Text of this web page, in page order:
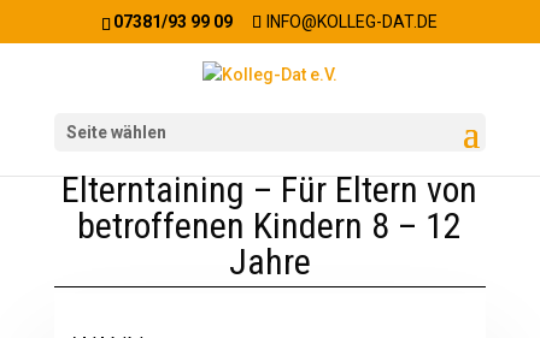
07381/93 99 09 INFO@KOLLEG-DAT.DE
Seite wählen
Elterntaining – Für Eltern von
betroffenen Kindern 8 – 12
Jahre